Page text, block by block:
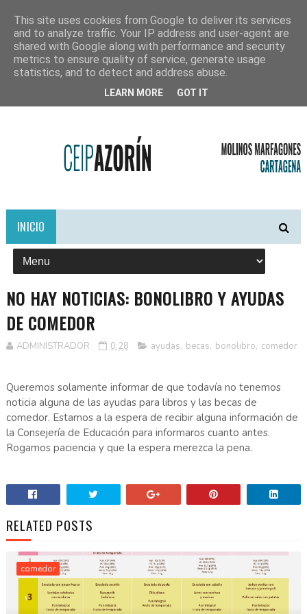
INICIO
NO HAY NOTICIAS: BONOLIBRO Y AYUDAS
DE COMEDOR
ADMINISTRADOR 0:28 ayudas, becas, bonolibro, comedor
Queremos solamente informar de que todavía no tenemos
noticia alguna de las ayudas para libros y las becas de
comedor. Estamos a la espera de recibir alguna información de
la Consejería de Educación para informaros cuanto antes.
Rogamos paciencia y que la espera merezca la pena.
RELATED POSTS
comedor
This site uses cookies from Google to deliver its services
and to analyze traffic. Your IP address and user-agent are
shared with Google along with performance and security
metrics to ensure quality of service, generate usage
statistics, and to detect and address abuse.
LEARN MORE GOT IT